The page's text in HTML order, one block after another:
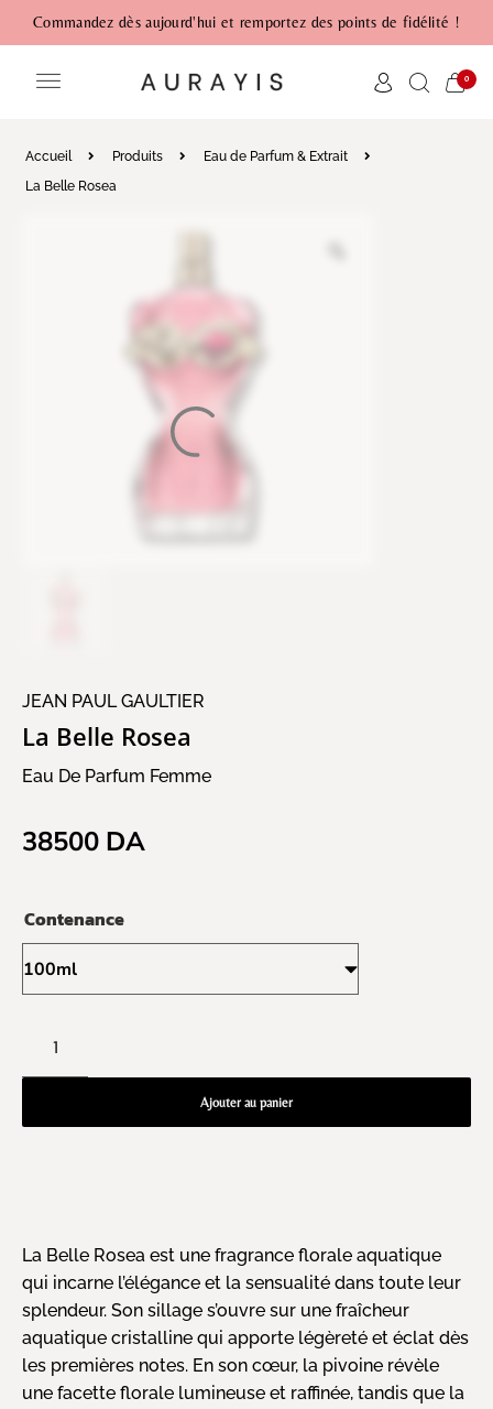
Commandez dès aujourd'hui et remportez des points de fidélité !
0
Accueil Produits
Eau de Parfum & Extrait
La Belle Rosea
JEAN PAUL GAULTIER
La Belle Rosea
Eau De Parfum Femme
38500 DA
Contenance
Ajouter au panier
La Belle Rosea est une fragrance florale aquatique
qui incarne l’élégance et la sensualité dans toute leur
splendeur. Son sillage s’ouvre sur une fraîcheur
aquatique cristalline qui apporte légèreté et éclat dès
les premières notes. En son cœur, la pivoine révèle
une facette florale lumineuse et raffinée, tandis que la